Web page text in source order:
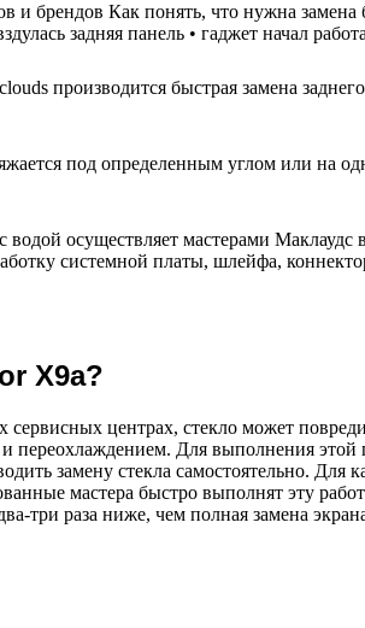
брендов Как понять, что нужна замена
задняя панель • гаджет начал
производится быстрая замена
под определенным углом или на
осуществляет мастерами Маклаудс
системной платы, шлейфа,
X9a?
центрах, стекло может
переохлаждением. Для выполнения этой
замену стекла самостоятельно. Для
мастера быстро выполнят эту
три раза ниже, чем полная замена